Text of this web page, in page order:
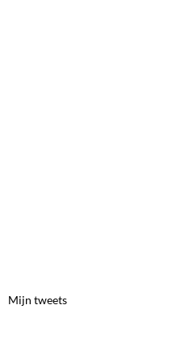
Mijn tweets